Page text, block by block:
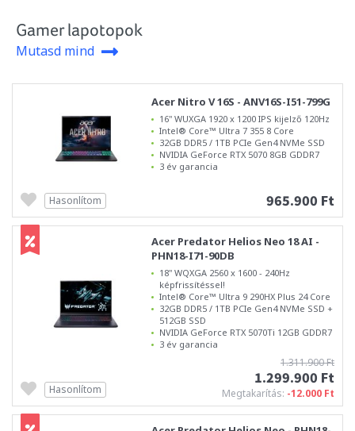
Gamer lapotopok
Mutasd mind
Acer Nitro V 16S - ANV16S-I51-799G
16" WUXGA 1920 x 1200 IPS kijelző 120Hz
Intel® Core™ Ultra 7 355 8 Core
32GB DDR5 / 1TB PCIe Gen4 NVMe SSD
NVIDIA GeForce RTX 5070 8GB GDDR7
3 év garancia
965.900 Ft
Hasonlítom
Acer Predator Helios Neo 18 AI -
PHN18-I71-90DB
18" WQXGA 2560 x 1600 - 240Hz
képfrissítéssel!
Intel® Core™ Ultra 9 290HX Plus 24 Core
32GB DDR5 / 1TB PCIe Gen4 NVMe SSD +
512GB SSD
NVIDIA GeForce RTX 5070Ti 12GB GDDR7
3 év garancia
1.311.900 Ft
1.299.900 Ft
Megtakarítás: -12.000 Ft
Hasonlítom